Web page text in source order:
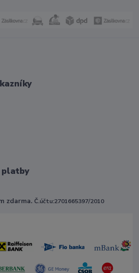
platby
zdarma. Č.účtu:2701665397/2010